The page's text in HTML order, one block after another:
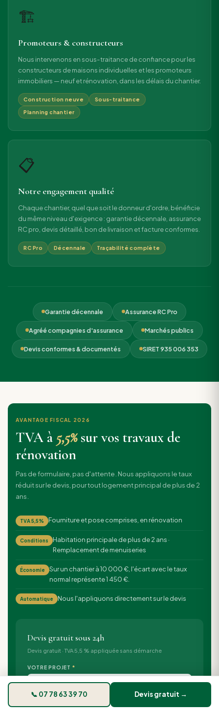
📞 07 78 63 39 70 Devis gratuit →
🏗
Promoteurs & constructeurs
Nous intervenons en sous-traitance de confiance pour les
constructeurs de maisons individuelles et les promoteurs
immobiliers — neuf et rénovation, dans les délais du chantier.
Construction neuve Sous-traitance
Planning chantier
📋
Notre engagement qualité
Chaque chantier, quel que soit le donneur d'ordre, bénéficie
du même niveau d'exigence : garantie décennale, assurance
RC pro, devis détaillé, bon de livraison et facture conformes.
RC Pro Décennale Traçabilité complète
Garantie décennale Assurance RC Pro
Agréé compagnies d'assurance Marchés publics
Devis conformes & documentés SIRET 935 006 353
AVANTAGE FISCAL 2026
TVA à 5,5%sur vos travaux de
rénovation
Pas de formulaire, pas d'attente. Nous appliquons le taux
réduit sur le devis, pour tout logement principal de plus de 2
ans.
TVA 5,5% Fourniture et pose comprises, en rénovation
Conditions
Habitation principale de plus de 2 ans ·
Remplacement de menuiseries
Économie
Sur un chantier à 10 000 €, l'écart avec le taux
normal représente 1 450 €.
Automatique Nous l'appliquons directement sur le devis
Devis gratuit sous 24h
Devis gratuit · TVA 5,5 % appliquée sans démarche
VOTRE PROJET *
NOM COMPLET*